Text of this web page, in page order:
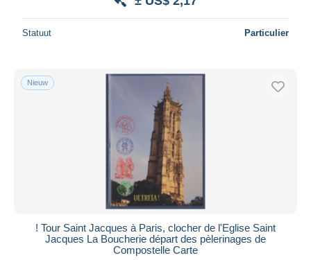
Statuut Particulier
Nieuw
! Tour Saint Jacques à Paris, clocher de l'Eglise Saint
Jacques La Boucherie départ des pèlerinages de
Compostelle Carte